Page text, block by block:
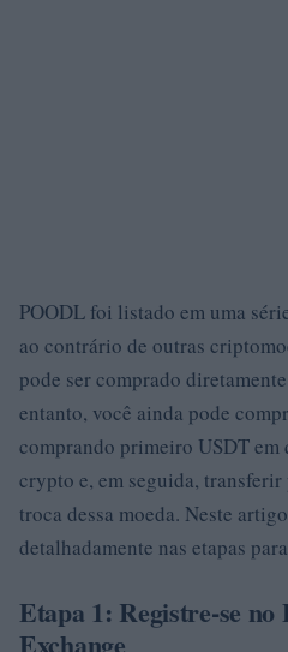
POODL foi listado em uma
ao contrário de outras
pode ser comprado
entanto, você ainda pode
comprando primeiro USDT
crypto e, em seguida, transferir
troca dessa moeda. Neste
detalhadamente nas etapas
Etapa 1: Registre-se